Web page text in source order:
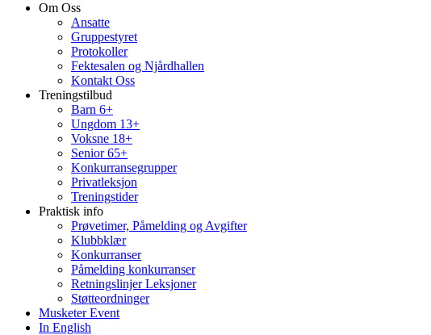
Om Oss
Ansatte
Gruppestyret
Protokoller
Fektesalen og Njårdhallen
Kontakt Oss
Treningstilbud
Barn 6+
Ungdom 13+
Voksne 18+
Senior 65+
Konkurransegrupper
Privatleksjon
Treningstider
Praktisk info
Prøvetimer, Påmelding og Avgifter
Klubbklær
Konkurranser
Påmelding konkurranser
Retningslinjer Leksjoner
Støtteordninger
Musketer Event
In English